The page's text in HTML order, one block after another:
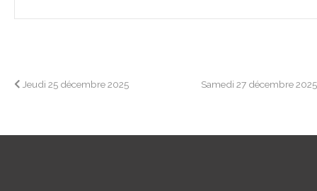
Navigation
Jeudi 25 décembre 2025 Samedi 27 décembre